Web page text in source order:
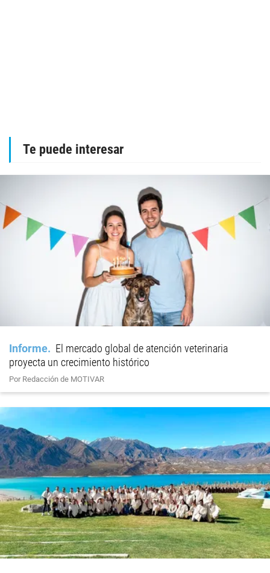
Te puede interesar
Informe
El mercado global de atención veterinaria
proyecta un crecimiento histórico
Por Redacción de MOTIVAR